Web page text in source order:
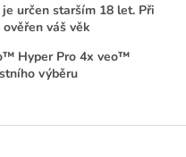
určen starším 18 let. Při
váš věk
Hyper Pro 4x veo™
výběru